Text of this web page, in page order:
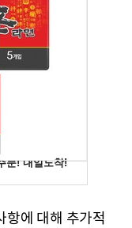
항에 대해 추가적